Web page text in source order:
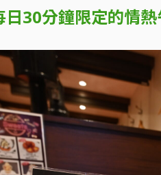
30分鐘限定的情熱